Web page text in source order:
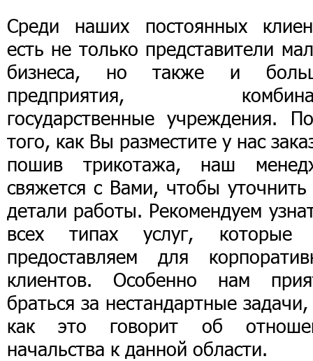
Среди наших постоянных
есть не только представители
бизнеса, но также и
предприятия,
государственные учреждения.
того, как Вы разместите у нас
пошив трикотажа, наш
свяжется с Вами, чтобы уточнить
детали работы. Рекомендуем
всех типах услуг,
предоставляем для
клиентов. Особенно нам
браться за нестандартные задачи,
как это говорит об
начальства к данной области.